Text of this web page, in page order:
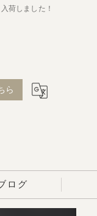
荷しました！
ら
ログ